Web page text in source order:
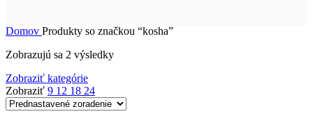
Domov Produkty so značkou “kosha”
Zobrazujú sa 2 výsledky
Zobraziť kategórie
Zobraziť 9 12 18 24